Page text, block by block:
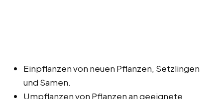
Einpflanzen von neuen Pflanzen, Setzlingen
und Samen.
Umpflanzen von Pflanzen an geeignete